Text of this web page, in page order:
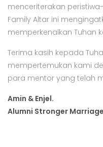
menceriterakan
Family Altar ini
memperkenalkan Tuhan
Terima kasih kepada
mempertemukan kami
para mentor yang telah
Amin & Enjel.
Alumni Stronger